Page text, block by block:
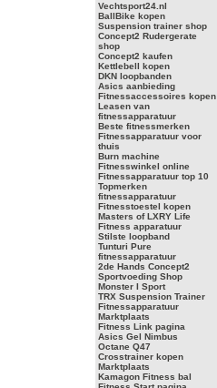
Vechtsport24.nl
BallBike kopen
Suspension trainer shop
Concept2 Rudergerate
shop
Concept2 kaufen
Kettlebell kopen
DKN loopbanden
Asics aanbieding
Fitnessaccessoires kopen
Leasen van
fitnessapparatuur
Beste fitnessmerken
Fitnessapparatuur voor
thuis
Burn machine
Fitnesswinkel online
Fitnessapparatuur top 10
Topmerken
fitnessapparatuur
Fitnesstoestel kopen
Masters of LXRY Life
Fitness apparatuur
Stilste loopband
Tunturi Pure
fitnessapparatuur
2de Hands Concept2
Sportvoeding Shop
Monster I Sport
TRX Suspension Trainer
Fitnessapparatuur
Marktplaats
Fitness Link pagina
Asics Gel Nimbus
Octane Q47
Crosstrainer kopen
Marktplaats
Kamagon Fitness bal